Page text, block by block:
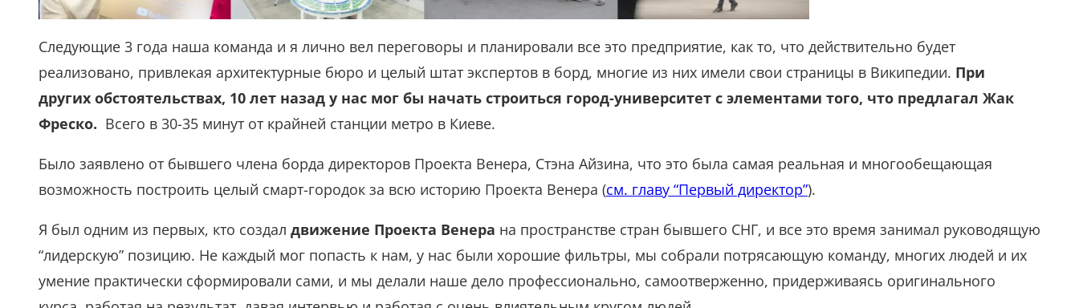
Следующие 3 года наша команда и я лично вел переговоры и планировали все это предприятие, как то, что действительно будет
реализовано, привлекая архитектурные бюро и целый штат экспертов в борд, многие из них имели свои страницы в Википедии. При
других обстоятельствах, 10 лет назад у нас мог бы начать строиться город-университет с элементами того, что предлагал Жак
Фреско. Всего в 30-35 минут от крайней станции метро в Киеве.
Было заявлено от бывшего члена борда директоров Проекта Венера, Стэна Айзина, что это была самая реальная и многообещающая
возможность построить целый смарт-городок за всю историю Проекта Венера (см. главу “Первый директор”).
Я был одним из первых, кто создал движение Проекта Венера на пространстве стран бывшего СНГ, и все это время занимал руководящую
“лидерскую” позицию. Не каждый мог попасть к нам, у нас были хорошие фильтры, мы собрали потрясающую команду, многих людей и их
умение практически сформировали сами, и мы делали наше дело профессионально, самоотверженно, придерживаясь оригинального